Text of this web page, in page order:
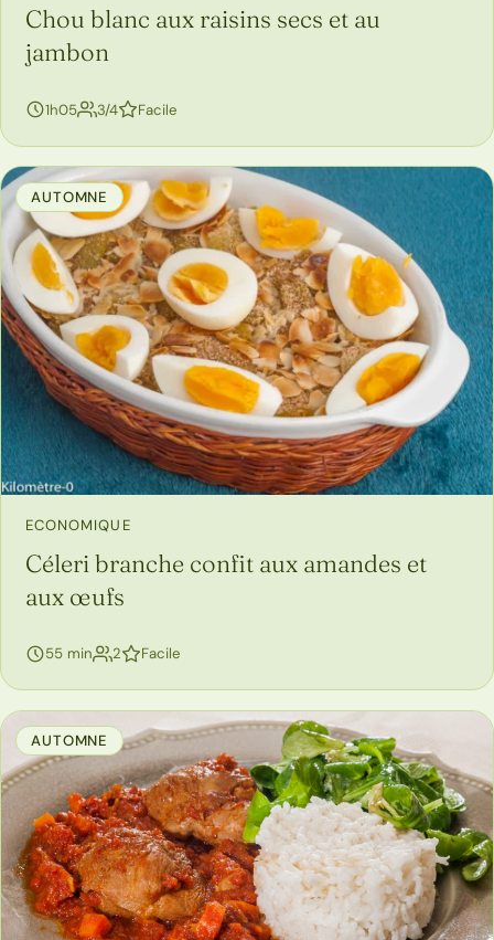
Chou blanc aux raisins secs et au
jambon
1h05 3/4personnes
Facile
AUTOMNE
ECONOMIQUE
Céleri branche confit aux amandes et
aux œufs
55 min 2personnes
Facile
AUTOMNE